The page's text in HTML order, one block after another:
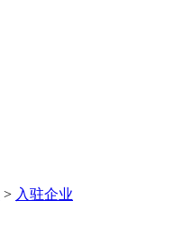
> 入驻企业